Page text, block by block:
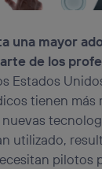
una mayor
de los
Estados
tienen más
utilizado,
pilotos